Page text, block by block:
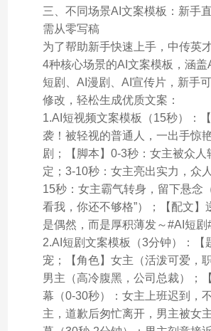
三、不同场景AI文案模板：新手
需从零写稿
为了帮助新手快速上手，中传英
4种核心场景的AI文案模板，涵盖
短剧、AI漫剧、AI宣传片，新手可
修改，轻松生成优质文案：
1.AI短视频文案模板（15秒）：
袭！被轻视的普通人，一出手惊
剧；【脚本】0-3秒：女主被众人
定；3-10秒：女主亮出实力，众
15秒：女主霸气转身，留下悬念
看我，你还不够格”）；【配文】
是偶然，而是厚积薄发～#AI短剧
2.AI短剧文案模板（3分钟）：【
宠；【角色】女主（活泼可爱，
男主（高冷腹黑，公司总裁）；
幕（0-30秒）：女主上班迟到，
主，道歉后匆忙离开，男主被女